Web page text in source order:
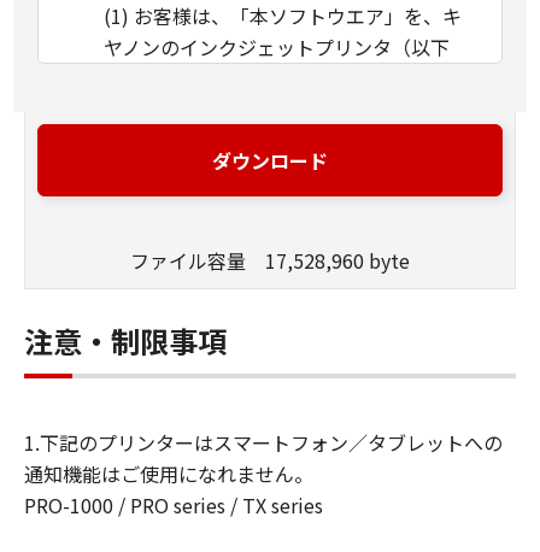
(1) お客様は、「本ソフトウエア」を、キ
ヤノンのインクジェットプリンタ（以下
とは、「許諾ソフトウエア」をコンピュー
タの記憶媒体上にインストールすること、
と、アクセスすること、読み出すこと、も
しくは実行することのいずれも含むものと
します）することができます。お客様はま
た、お客様が「プリンタ」を使用すること
に、本契約の条件の下で、「許諾ソフトウ
エア」を使用させることができます。その
場合、お客様には、かかる「指定ユーザ」
ダウンロード
ファイル容量 17,528,960 byte
注意・制限事項
1.下記のプリンターはスマートフォン／タブレットへの
通知機能はご使用になれません。
PRO-1000 / PRO series / TX series